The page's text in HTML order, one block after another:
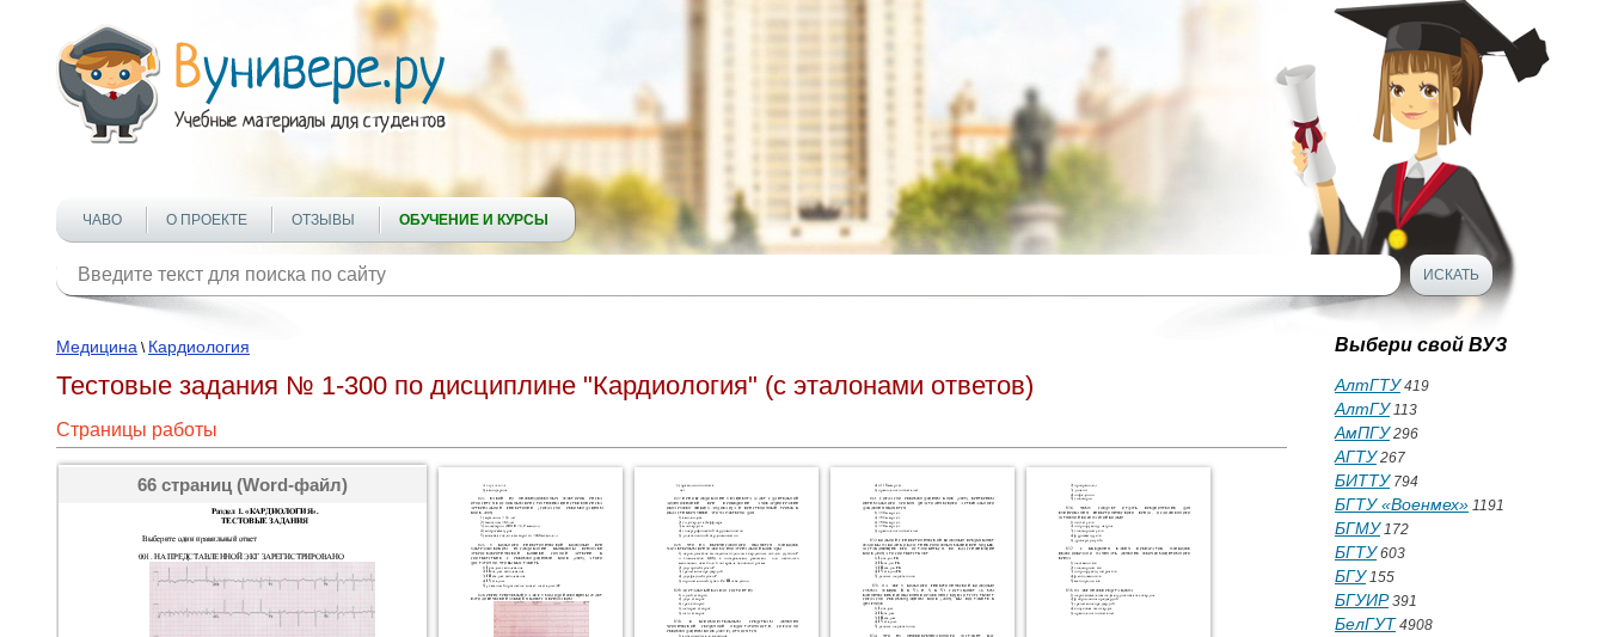
ЧАВО О ПРОЕКТЕ ОТЗЫВЫ ОБУЧЕНИЕ И КУРСЫ
Медицина \ Кардиология
Тестовые задания № 1-300 по дисциплине "Кардиология" (с эталонами ответов)
Страницы работы
66 страниц (Word-файл)
Выбери свой ВУЗ
АлтГТУ419
АлтГУ113
АмПГУ296
АГТУ267
БИТТУ794
БГТУ «Военмех» 1191
БГМУ172
БГТУ603
БГУ155
БГУИР391
БелГУТ 4908